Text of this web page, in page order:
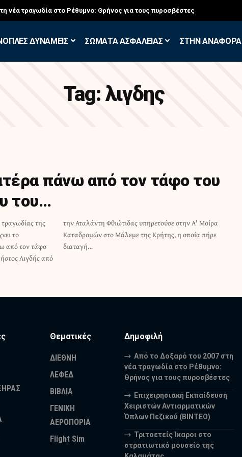
νέα τραγωδία στο Ρέθυμνο: Θρήνος για τους πυροσβέστες
ΔΥΝΑΜΕΙΣ ΣΩΜΑΤΑ ΑΣΦΑΛΕΙΑΣ ΣΤΗΝ ΑΝΑΦΟΡΑ
Tag: λιγδης
πάνω από τον τάφο του
του…
της
το
από τον τάφο
Λιγδής από
Α' Μοίρα
πήρε
διαταγή…
Θεματικές
ΔΙΕΘΝΗ
ΛΕΦΕΔ
ΒΙΒΛΙΑ
ΓΕΝΙΚΗ
ΑΕΡΟΠΟΡΙΑ
Flight Sim
Δημοφιλή
Από το Δοξαρό του 2007 στη
νέα τραγωδία στο Ρέθυμνο:
Θρήνος για τους πυροσβέστες
Επιχειρησιακή Εκπαίδευση
Χειριστών Αντιαρματικών
Όπλων Πεζικού (ΒΙΝΤΕΟ)
Τριτοετείς Ίκαροι στο
στρατιωτικό μουσείο της